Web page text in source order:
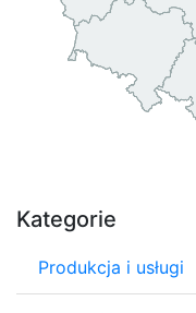
Kategorie
Produkcja i usługi